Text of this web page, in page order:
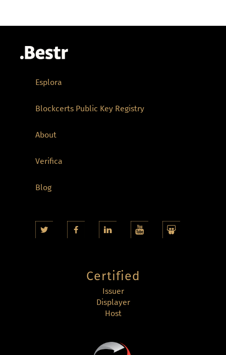
Esplora
Blockcerts Public Key Registry
About
Verifica
Blog
Certified
Issuer
Displayer
Host